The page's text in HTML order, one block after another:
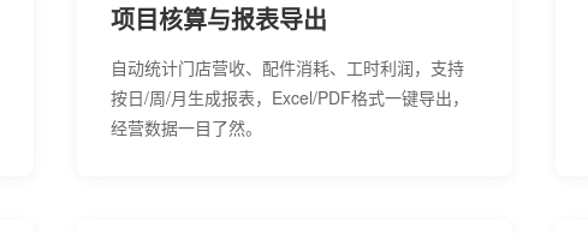
项目核算与报表导出
自动统计门店营收、配件消耗、工时利润，支持
按日/周/月生成报表，Excel/PDF格式一键导出，
经营数据一目了然。